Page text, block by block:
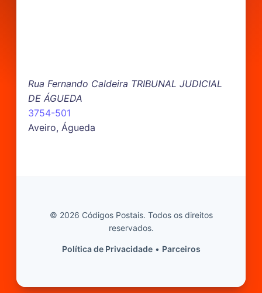
Rua Fernando Caldeira TRIBUNAL JUDICIAL
DE ÁGUEDA
3754-501
Aveiro, Águeda
© 2026 Códigos Postais. Todos os direitos
reservados.
Política de Privacidade• Parceiros